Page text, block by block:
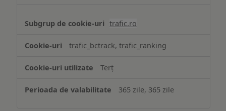
trafic.ro
trafic_bctrack, trafic_ranking
Terț
365 zile, 365 zile